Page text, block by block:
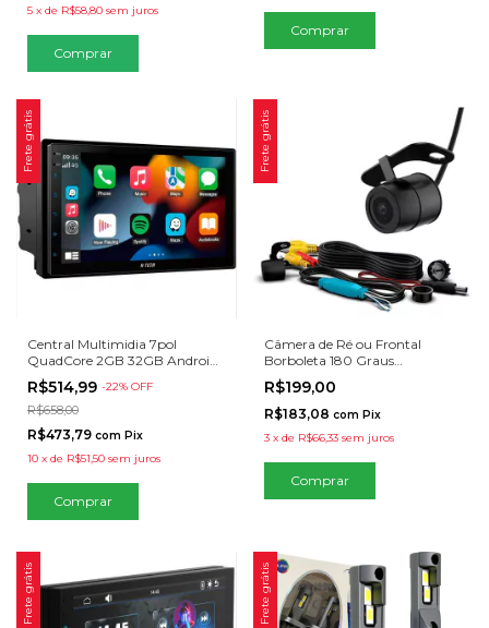
5 x de R$58,80 sem juros
Comprar
Frete grátis
Central Multimidia 7pol
QuadCore 2GB 32GB Android
Auto Carplay Espelhamento
R$514,99 -22% OFF
R$658,00
R$473,79 com Pix
10 x de R$51,50 sem juros
Frete grátis
Câmera de Ré ou Frontal
Borboleta 180 Graus
1280x720px Lente de Vídro
Linhas guias Faaftech FT-CAM-
BT
R$199,00
R$183,08 com Pix
3 x de R$66,33 sem juros
Frete grátis Frete grátis